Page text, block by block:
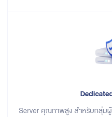
Server คุณภาพสูง สำหรับกลุ่ม